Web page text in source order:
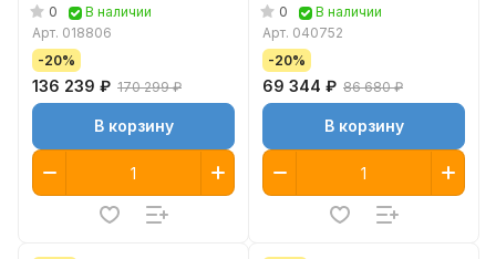
0
В наличии
Арт. 018806
-20%
136 239 ₽ 170 299 ₽
В корзину
0
В наличии
Арт. 040752
-20%
69 344 ₽ 86 680 ₽
В корзину